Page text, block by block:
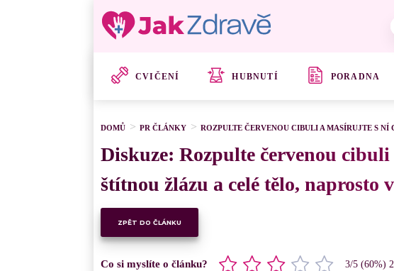
CVIČENÍ HUBNUTÍ PORADNA
DOMŮ PR ČLÁNKY ROZPULTE ČERVENOU CIBULI A MASÍRUJTE S
Diskuze: Rozpulte červenou
štítnou žlázu a celé tělo, naprosto
ZPĚT DO ČLÁNKU
Co si myslíte o článku? 3/5 (60%) 2